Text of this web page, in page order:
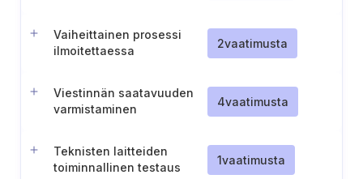
(Ahvenanmaa).
Vaiheittainen prosessi
ilmoitettaessa
(Ahvenanmaa).
2vaatimusta
Viestinnän saatavuuden
varmistaminen
4vaatimusta
Teknisten laitteiden
toiminnallinen testaus
1vaatimusta